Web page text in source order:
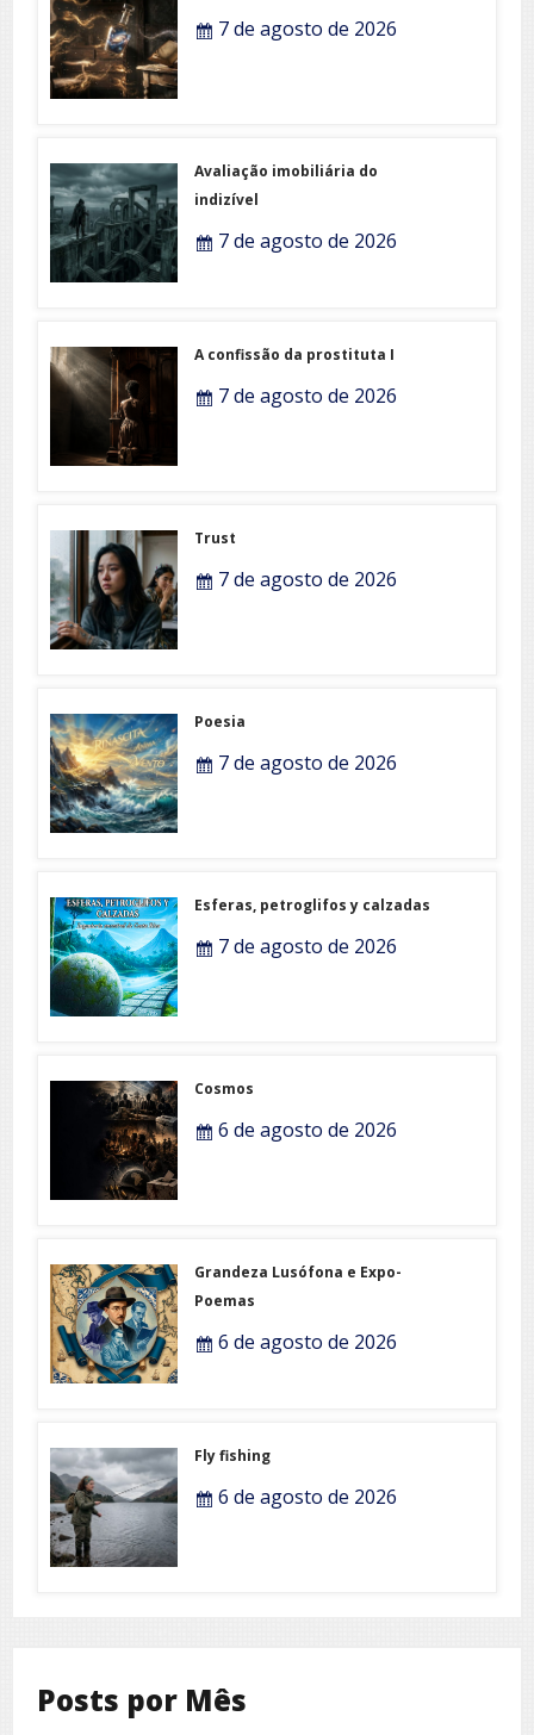
7 de agosto de 2026
Avaliação imobiliária do
indizível
7 de agosto de 2026
A confissão da prostituta I
7 de agosto de 2026
Trust
7 de agosto de 2026
Poesia
7 de agosto de 2026
Esferas, petroglifos y calzadas
7 de agosto de 2026
Cosmos
6 de agosto de 2026
Grandeza Lusófona e Expo-
Poemas
6 de agosto de 2026
Fly fishing
6 de agosto de 2026
Posts por Mês